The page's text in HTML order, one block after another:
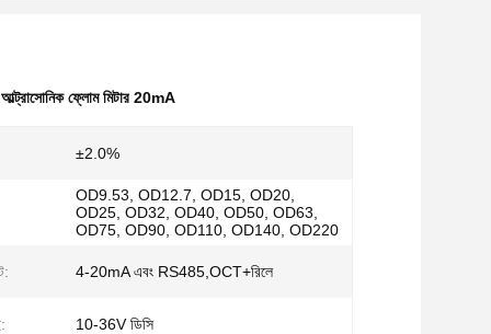
আল্ট্রাসোনিক ফ্লোম মিটার 20mA
±2.0%
OD9.53, OD12.7, OD15, OD20,
OD25, OD32, OD40, OD50, OD63,
OD75, OD90, OD110, OD140, OD220
4-20mA এবং RS485,OCT+রিলে
10-36V ডিসি